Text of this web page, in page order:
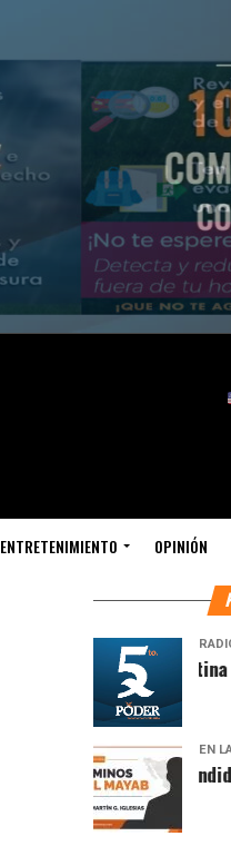
ENTRETENIMIENTO OPINIÓN
Síntesis Matutina
EN
Sociedad